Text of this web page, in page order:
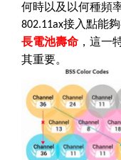
何時以及以何種頻
802.11ax接入點能
長電池壽命 ，這一
其重要。